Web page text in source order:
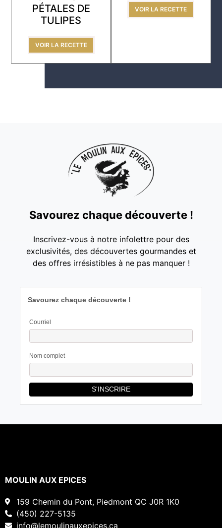
PÉTALES DE
TULIPES
VOIR LA RECETTE
VOIR LA RECETTE
Savourez chaque découverte !
Inscrivez-vous à notre infolettre pour des
exclusivités, des découvertes gourmandes et
des offres irrésistibles à ne pas manquer !
Savourez chaque découverte !
Courriel
Nom complet
MOULIN AUX EPICES
159 Chemin du Pont, Piedmont QC J0R 1K0
(450) 227-5135
info@lemoulinauxepices.ca